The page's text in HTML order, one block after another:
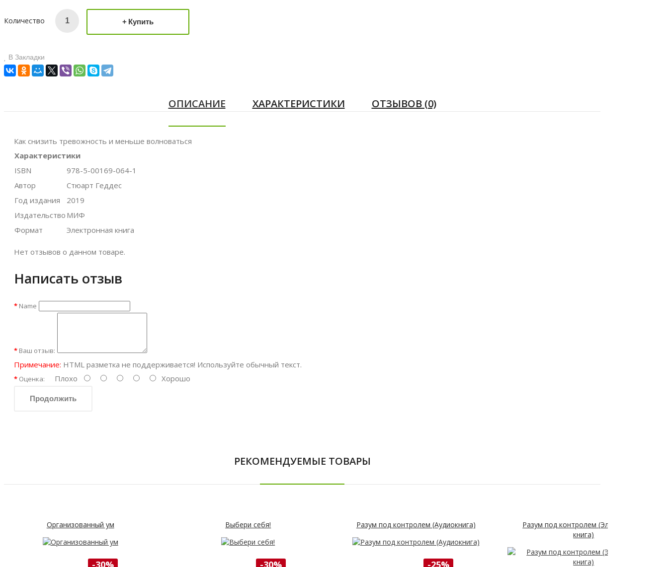
Количество Купить
В Закладки
ОПИСАНИЕ ХАРАКТЕРИСТИКИ ОТЗЫВОВ (0)
Как снизить тревожность и меньше волноваться
Характеристики
ISBN
978-5-00169-064-1
Автор
Стюарт Геддес
Год издания
2019
Издательство МИФ
Формат
Электронная книга
Нет отзывов о данном товаре.
Написать отзыв
Name
Ваш отзыв:
Примечание: HTML разметка не поддерживается! Используйте обычный текст.
Оценка: Плохо Хорошо
Продолжить
РЕКОМЕНДУЕМЫЕ ТОВАРЫ
Организованный ум
-30%
Выбери себя!
-30%
Разум под контролем (Аудиокнига)
-25%
Разум под контролем (Электронная
книга)